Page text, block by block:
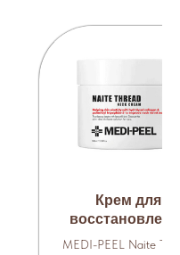
Крем для
эластичности
MEDI-PEEL Naite